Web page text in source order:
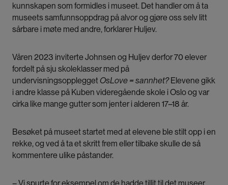
kunnskapen som formidles i museet. Det handler om å ta
museets samfunnsoppdrag på alvor og gjøre oss selv litt
sårbare i møte med andre, forklarer Huljev.
Våren 2023 inviterte Johnsen og Huljev derfor 70 elever
fordelt på sju skoleklasser med på
undervisningsopplegget OsLove = sannhet? Elevene gikk
i andre klasse på Kuben videregående skole i Oslo og var
cirka like mange gutter som jenter i alderen 17–18 år.
Besøket på museet startet med at elevene ble stilt opp i en
rekke, og ved å ta et skritt frem eller tilbake skulle de så
kommentere ulike påstander.